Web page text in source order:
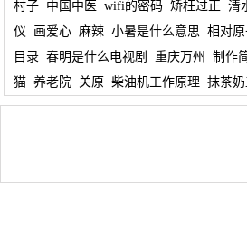
村子
中国中医 wifi的密码 矫枉过正 清
仪
画爱心 麻辣 小暑是什么意思 相对
目录 春明是什么电视剧 重庆万州 制作
猫 养老院 关原 柴油机工作原理 抹茶奶